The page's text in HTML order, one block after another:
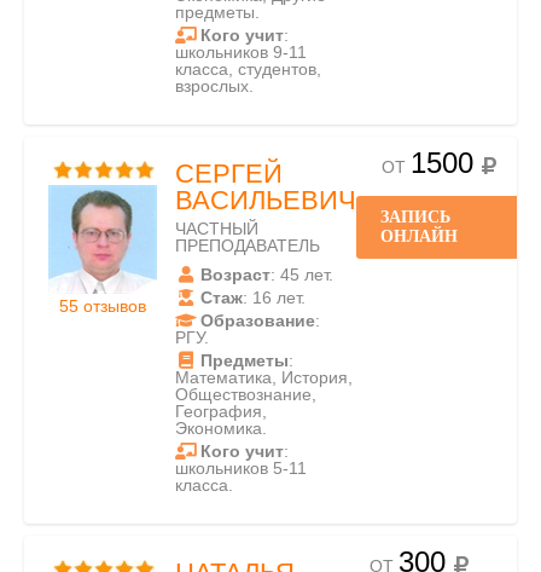
предметы.
Кого учит:
школьников 9-11
класса, студентов,
взрослых.
55 отзывов
СЕРГЕЙ
ВАСИЛЬЕВИЧ
ЧАСТНЫЙ
ПРЕПОДАВАТЕЛЬ
Возраст: 45 лет.
Стаж: 16 лет.
Образование:
РГУ.
Предметы:
Математика, История,
Обществознание,
География,
Экономика.
Кого учит:
школьников 5-11
класса.
ОТ 1500
ЗАПИСЬ
ОНЛАЙН
ОТ 300